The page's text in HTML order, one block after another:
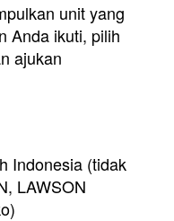
unit yang
Anda ikuti, pilih
ajukan
Indonesia (tidak
LAWSON